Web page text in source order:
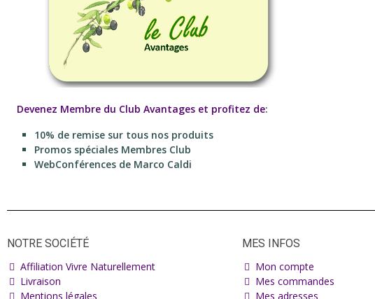
Devenez Membre du Club Avantages et profitez de:
10% de remise sur tous nos produits
Promos spéciales Membres Club
WebConférences de Marco Caldi
NOTRE SOCIÉTÉ
Affiliation Vivre Naturellement
Livraison
Mentions légales
MES INFOS
Mon compte
Mes commandes
Mes adresses